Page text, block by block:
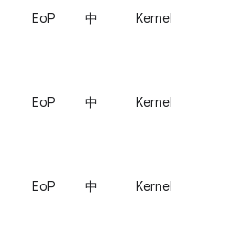
EoP 中 Kernel
EoP 中 Kernel
EoP 中 Kernel